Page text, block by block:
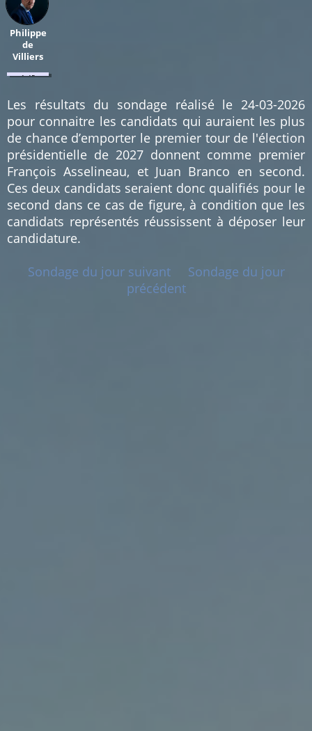
Philippe
de
Villiers
1.45
Les résultats du sondage réalisé le 24-03-2026
pour connaitre les candidats qui auraient les plus
de chance d’emporter le premier tour de l'élection
présidentielle de 2027 donnent comme premier
François Asselineau, et Juan Branco en second.
Ces deux candidats seraient donc qualifiés pour le
second dans ce cas de figure, à condition que les
candidats représentés réussissent à déposer leur
candidature.
Sondage du jour suivant
Sondage du jour
précédent